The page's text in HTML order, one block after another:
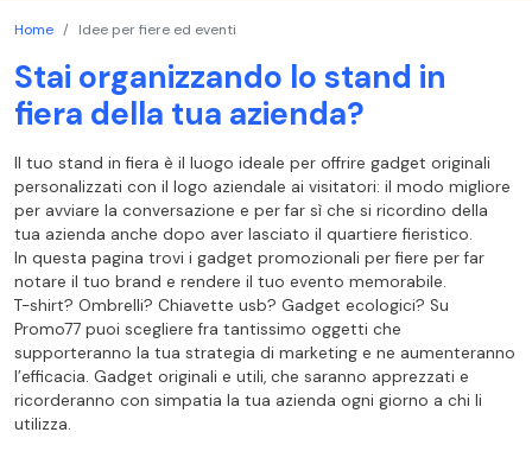
Home Idee per fiere ed eventi
Stai organizzando lo stand in
fiera della tua azienda?
Il tuo stand in fiera è il luogo ideale per offrire gadget originali
personalizzati con il logo aziendale ai visitatori: il modo migliore
per avviare la conversazione e per far sì che si ricordino della
tua azienda anche dopo aver lasciato il quartiere fieristico.
In questa pagina trovi i gadget promozionali per fiere per far
notare il tuo brand e rendere il tuo evento memorabile.
T-shirt? Ombrelli? Chiavette usb? Gadget ecologici? Su
Promo77 puoi scegliere fra tantissimo oggetti che
supporteranno la tua strategia di marketing e ne aumenteranno
l’efficacia. Gadget originali e utili, che saranno apprezzati e
ricorderanno con simpatia la tua azienda ogni giorno a chi li
utilizza.